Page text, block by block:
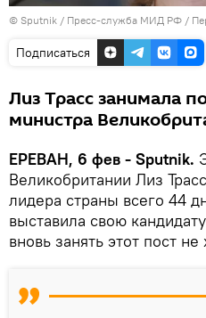
© Sputnik / Пресс-служба МИД РФ /
Подписаться
Лиз Трасс занимала
министра
ЕРЕВАН, 6 фев - Sputnik.
Великобритании Лиз
лидера страны всего 44
выставила свою
вновь занять этот пост